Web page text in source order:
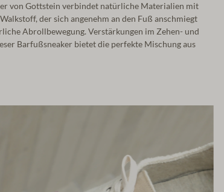
von Gottstein verbindet natürliche Materialien mit
der sich angenehm an den Fuß anschmiegt
Abrollbewegung. Verstärkungen im Zehen- und
Barfußsneaker bietet die perfekte Mischung aus